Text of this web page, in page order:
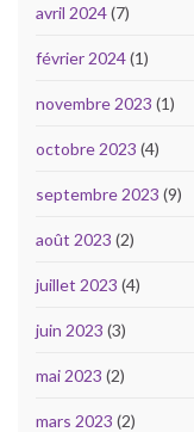
avril 2024(7)
février 2024(1)
novembre 2023 (1)
octobre 2023 (4)
septembre 2023 (9)
août 2023 (2)
juillet 2023 (4)
juin 2023 (3)
mai 2023 (2)
mars 2023 (2)